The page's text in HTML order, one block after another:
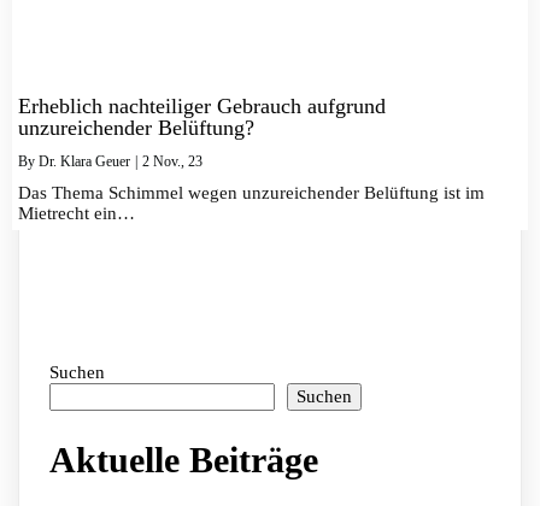
Erheblich nachteiliger Gebrauch aufgrund
unzureichender Belüftung?
By Dr. Klara Geuer | 2 Nov., 23
Das Thema Schimmel wegen unzureichender Belüftung ist im
Mietrecht ein…
Suchen
Suchen
Aktuelle Beiträge